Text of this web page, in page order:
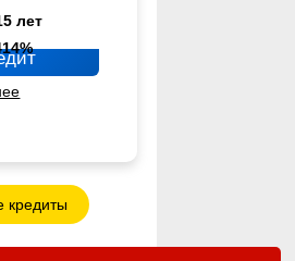
лет
кредиты